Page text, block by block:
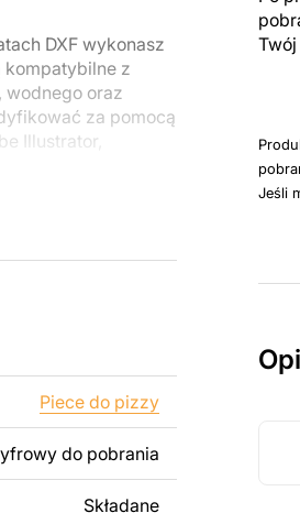
DXF wykonasz
kompatybilne z
wodnego oraz
za pomocą
Illustrator,
do cięcia
Rysunki
produktów
że
plików jest
Piece do pizzy
do pobrania
Składane
Jeśli